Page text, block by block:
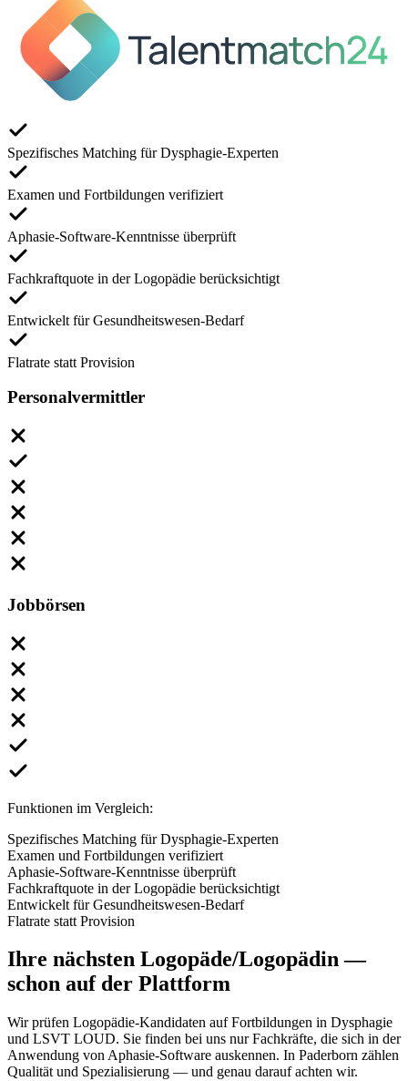
Spezifisches Matching für Dysphagie-Experten
Examen und Fortbildungen verifiziert
Aphasie-Software-Kenntnisse überprüft
Fachkraftquote in der Logopädie berücksichtigt
Entwickelt für Gesundheitswesen-Bedarf
Flatrate statt Provision
Personalvermittler
Jobbörsen
Funktionen im Vergleich:
Spezifisches Matching für Dysphagie-Experten
Examen und Fortbildungen verifiziert
Aphasie-Software-Kenntnisse überprüft
Fachkraftquote in der Logopädie berücksichtigt
Entwickelt für Gesundheitswesen-Bedarf
Flatrate statt Provision
Ihre nächsten Logopäde/Logopädin—
schon auf der Plattform
Wir prüfen Logopädie-Kandidaten auf Fortbildungen in Dysphagie
und LSVT LOUD. Sie finden bei uns nur Fachkräfte, die sich in der
Anwendung von Aphasie-Software auskennen. In Paderborn zählen
Qualität und Spezialisierung — und genau darauf achten wir.